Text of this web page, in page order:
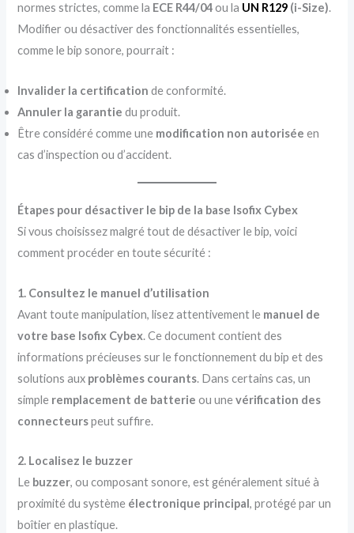
normes strictes, comme la ECE R44/04ou la UN R129 (i-Size).
Modifier ou désactiver des fonctionnalités essentielles,
comme le bip sonore, pourrait :
Invalider la certification de conformité.
Annuler la garantie du produit.
Être considéré comme une modification non autorisée en
cas d’inspection ou d’accident.
Étapes pour désactiver le bip de la base Isofix Cybex
Si vous choisissez malgré tout de désactiver le bip, voici
comment procéder en toute sécurité :
1. Consultez le manuel d’utilisation
Avant toute manipulation, lisez attentivement le manuel de
votre base Isofix Cybex. Ce document contient des
informations précieuses sur le fonctionnement du bip et des
solutions aux problèmes courants. Dans certains cas, un
simple remplacement de batterie ou unevérification des
connecteurspeut suffire.
2. Localisez le buzzer
Le buzzer, ou composant sonore, est généralement situé à
proximité du système électronique principal, protégé par un
boîtier en plastique.